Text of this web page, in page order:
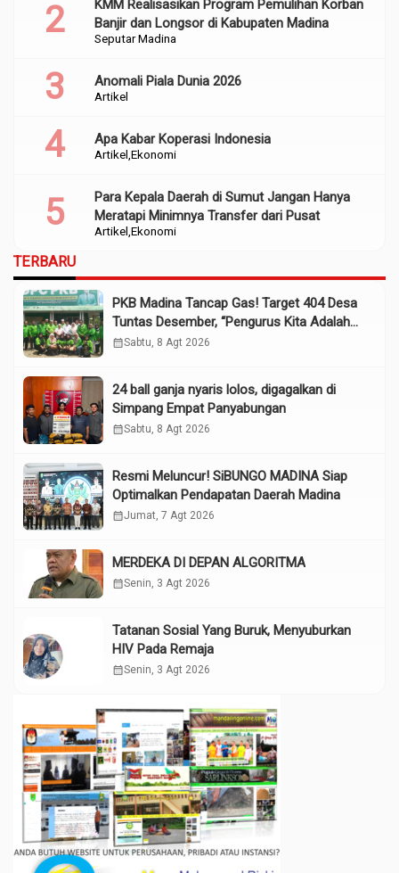
Seputar Madina
KMM Realisasikan Program Pemulihan Korban
Banjir dan Longsor di Kabupaten Madina
Artikel
Anomali Piala Dunia 2026
Artikel Ekonomi
Apa Kabar Koperasi Indonesia
Artikel Ekonomi
Para Kepala Daerah di Sumut Jangan Hanya
Meratapi Minimnya Transfer dari Pusat
TERBARU
PKB Madina Tancap Gas! Target 404 Desa
Tuntas Desember, “Pengurus Kita Adalah
Tokoh”
calendar_monthSabtu, 8 Agt 2026
24 ball ganja nyaris lolos, digagalkan di
Simpang Empat Panyabungan
calendar_monthSabtu, 8 Agt 2026
Resmi Meluncur! SiBUNGO MADINA Siap
Optimalkan Pendapatan Daerah Madina
calendar_monthJumat, 7 Agt 2026
MERDEKA DI DEPAN ALGORITMA
calendar_monthSenin, 3 Agt 2026
Tatanan Sosial Yang Buruk, Menyuburkan
HIV Pada Remaja
calendar_monthSenin, 3 Agt 2026